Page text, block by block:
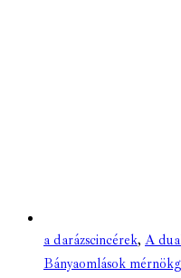
a darázscincérek, A
Bányaomlások